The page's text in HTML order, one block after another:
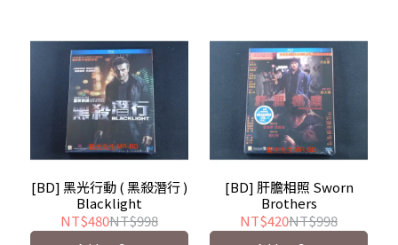
[BD] 黑光行動 ( 黑殺潛行 )
Blacklight
NT$480NT$998
[BD] 肝膽相照 Sworn
Brothers
NT$420NT$998